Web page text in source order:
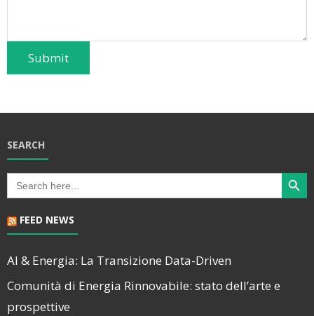
Submit
SEARCH
Search
for:
Search
FEED NEWS
AI & Energia: La Transizione Data-Driven
Comunità di Energia Rinnovabile: stato dell’arte e
prospettive